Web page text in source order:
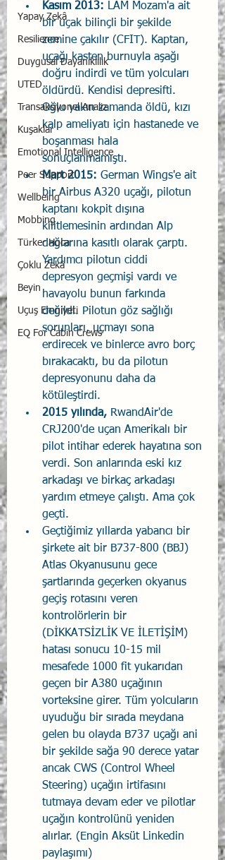
Yapay Zekâ
Resilience
Duygusal Dayanıklılık
UTED
Transaksiyonel Analiz
Kuşaklar
Emotional Intelligence
Peer Support
Wellbeing
Mobbing
Türker Hoca
Çoklu Zekâ
Beyin
Uçuş Emniyeti
EQ For Cabin Crews
Kasım 2013: LAM Mozam'a ait
bir uçak bilinçli bir şekilde
zemine çakılır (CFIT). Kaptan,
uçağı kasten burnuyla aşağı
doğru indirdi ve tüm yolcuları
öldürdü. Kendisi depresifti.
Oğlu yakın zamanda öldü, kızı
kalp ameliyatı için hastanede ve
boşanması hala
sonuçlanmamıştı.
Mart 2015: German Wings'e ait
bir Airbus A320 uçağı, pilotun
kaptanı kokpit dışına
kilitlemesinin ardından Alp
dağlarına kasıtlı olarak çarptı.
Yardımcı pilotun ciddi
depresyon geçmişi vardı ve
havayolu bunun farkında
değildi. Pilotun göz sağlığı
sorunları, uçmayı sona
erdirecek ve binlerce avro borç
bırakacaktı, bu da pilotun
depresyonunu daha da
kötüleştirdi.
2015 yılında, RwandAir'de
CRJ200'de uçan Amerikalı bir
pilot intihar ederek hayatına son
verdi. Son anlarında eski kız
arkadaşı ve birkaç arkadaşı
yardım etmeye çalıştı. Ama çok
geçti.
Geçtiğimiz yıllarda yabancı bir
şirkete ait bir B737-800 (BBJ)
Atlas Okyanusunu gece
şartlarında geçerken okyanus
geçiş rotasını veren
kontrolörlerin bir
(DİKKATSİZLİK VE İLETİŞİM)
hatası sonucu 10-15 mil
mesafede 1000 fit yukarıdan
geçen bir A380 uçağının
vorteksine girer. Tüm yolcuların
uyuduğu bir sırada meydana
gelen bu olayda B737 uçağı ani
bir şekilde sağa 90 derece yatar
ancak CWS (Control Wheel
Steering) uçağın irtifasını
tutmaya devam eder ve pilotlar
uçağın kontrolünü yeniden
alırlar. (Engin Aksüt Linkedin
paylaşımı)